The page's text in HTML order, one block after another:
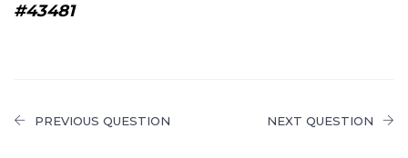
#43481
PREVIOUS QUESTION NEXT QUESTION